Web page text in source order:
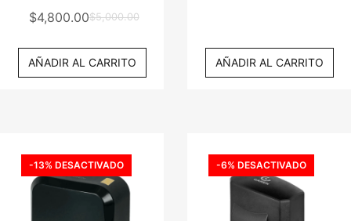
$5,000.00
El
Precio
Original
$4,800.00
El
Precio
Actual
AÑADIR AL CARRITO AÑADIR AL CARRITO
-13% DESACTIVADO -6% DESACTIVADO